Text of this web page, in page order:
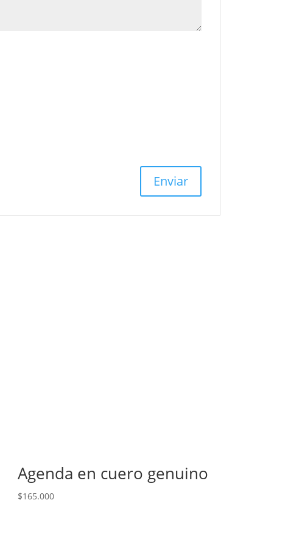
Agenda en cuero genuino
$165.000